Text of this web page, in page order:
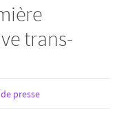
trans-
presse